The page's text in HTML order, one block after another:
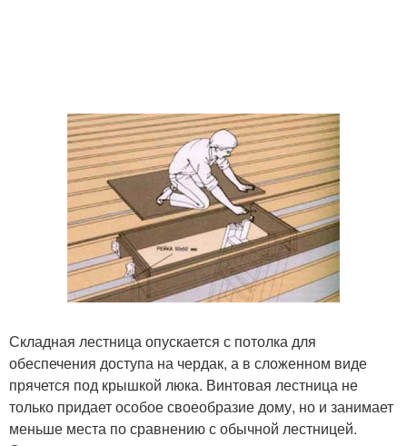
Складная лестница опускается с потолка для
обеспечения доступа на чердак, а в сложенном виде
прячется под крышкой люка. Винтовая лестница не
только придает особое своеобразие дому, но и занимает
меньше места по сравнению с обычной лестницей.